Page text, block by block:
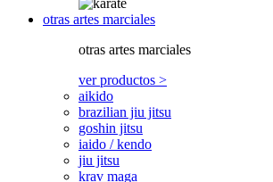
otras artes marciales
otras artes marciales
ver productos >
aikido
brazilian jiu jitsu
goshin jitsu
iaido / kendo
jiu jitsu
krav maga